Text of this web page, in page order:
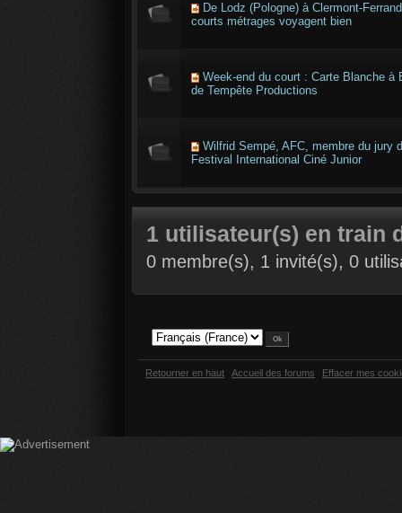
De Lodz (Pologne) à Clermont-
courts métrages voyagent bien
Week-end du court : Carte Blanche à
de Tempête Productions
Wilfrid Sempé, AFC, membre du jury
Festival International Ciné Junior
1 utilisateur(s) en train
0 membre(s), 1 invité(s), 0
Retourner en haut Accueil des forums Effacer mes